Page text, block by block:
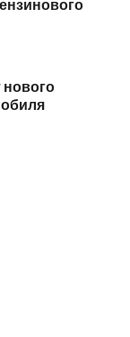
нового